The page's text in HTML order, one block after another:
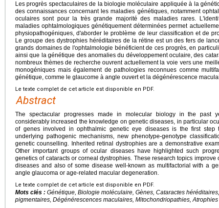
Les progrès spectaculaires de la biologie moléculaire appliquée à la
des connaissances concernant les maladies génétiques, notamment
oculaires sont pour la très grande majorité des maladies rares.
maladies ophtalmologiques génétiquement déterminées permet
physiopathogéniques, d'aborder le problème de leur classification et de
Le groupe des dystrophies héréditaires de la rétine est un des fers de
grands domaines de l'ophtalmologie bénéficient de ces progrès, en
ainsi que la génétique des anomalies du développement oculaire, des
nombreux thèmes de recherche ouvrent actuellement la voie vers une
monogéniques mais également de pathologies reconnues comme
génétique, comme le glaucome à angle ouvert et la dégénérescence
Le texte complet de cet article est disponible en PDF.
Abstract
The spectacular progresses made in molecular biology in the past
considerably increased the knowledge on genetic diseases, in particular
of genes involved in ophthalmic genetic eye diseases is the first step
underlying pathogenic mechanisms, new phenotype-genotype
genetic counselling. Inherited retinal dystrophies are a demonstrative
Other important groups of ocular diseases have highlighted such
genetics of cataracts or corneal dystrophies. These research topics
diseases and also of some disease well-known as multifactorial with a
angle glaucoma or age-related macular degeneration.
Le texte complet de cet article est disponible en PDF.
Mots clés : Génétique, Biologie moléculaire, Gènes, Cataractes
pigmentaires, Dégénérescences maculaires, Mitochondriopathies,